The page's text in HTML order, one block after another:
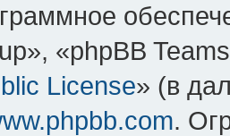
«phpBB
License» (в
.